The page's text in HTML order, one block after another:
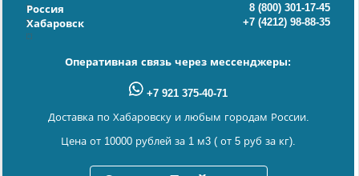
Россия
8 (800) 301-17-45
Хабаровск
+7 (4212) 98-88-35
Оперативная связь через мессенджеры:
+7 921 375-40-71
Доставка по Хабаровску и любым городам России.
Цена от 10000 рублей за 1 м3 ( от 5 руб за кг).